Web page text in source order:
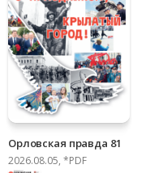
Орловская правда 81
2026.08.05, *PDF